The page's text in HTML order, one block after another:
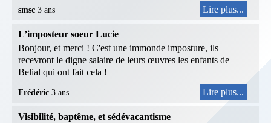
smsc 3 ans Lire plus...
L’imposteur soeur Lucie
Bonjour, et merci ! C'est une immonde imposture, ils
recevront le digne salaire de leurs œuvres les enfants de
Belial qui ont fait cela !
Frédéric 3 ans Lire plus...
Visibilité, baptême, et sédévacantisme